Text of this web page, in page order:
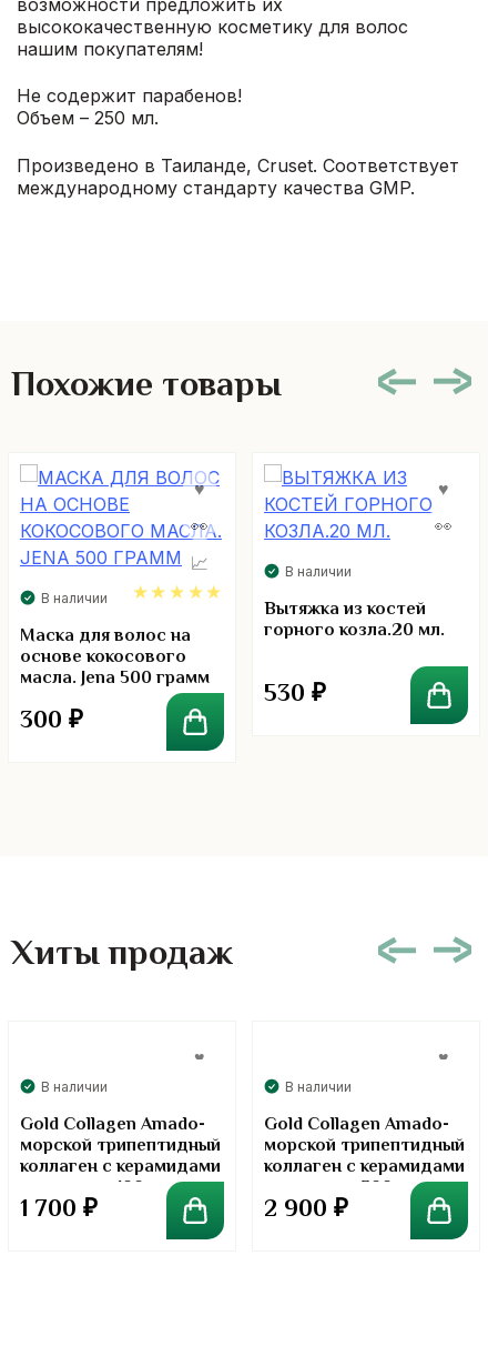
высококачественную косметику для волос
нашим покупателям!
Не содержит парабенов!
Объем – 250 мл.
Произведено в Таиланде, Cruset. Соответствует
международному стандарту качества GMP.
Похожие товары
В наличии
5.00
Маска для волос на
основе кокосового
масла. Jena 500 грамм
300 ₽
В наличии
Вытяжка из костей
горного козла.20 мл.
530 ₽
Хиты продаж
В наличии
Gold Collagen Amado-
морской трипептидный
коллаген с керамидами
в порошке. 100 грамм
1 700 ₽
В наличии
Gold Collagen Amado-
морской трипептидный
коллаген с керамидами
в порошке. 300 грамм
2 900 ₽